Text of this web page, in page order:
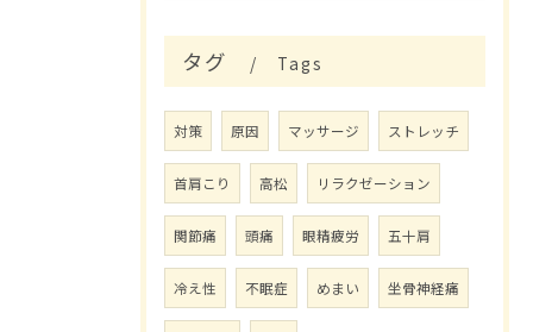
タグ Tags
対策 原因 マッサージ ストレッチ
首肩こり 高松 リラクゼーション
関節痛 頭痛 眼精疲労 五十肩
冷え性 不眠症 めまい 坐骨神経痛